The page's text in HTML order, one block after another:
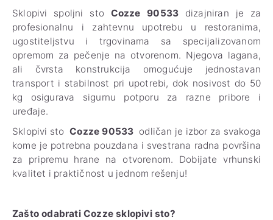
Sklopivi spoljni sto Cozze 90533 dizajniran je za
profesionalnu i zahtevnu upotrebu u restoranima,
ugostiteljstvu i trgovinama sa specijalizovanom
opremom za pečenje na otvorenom. Njegova lagana,
ali čvrsta konstrukcija omogućuje jednostavan
transport i stabilnost pri upotrebi, dok nosivost do 50
kg osigurava sigurnu potporu za razne pribore i
uređaje.
Sklopivi stoCozze 90533 odličan je izbor za svakoga
kome je potrebna pouzdana i svestrana radna površina
za pripremu hrane na otvorenom. Dobijate vrhunski
kvalitet i praktičnost u jednom rešenju!
Zašto odabrati Cozze sklopivi sto?